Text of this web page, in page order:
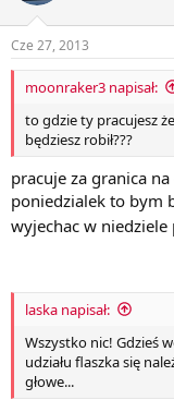
Cze 27, 2013
moonraker3 napisał:
to gdzie ty pracujesz
będziesz robił???
pracuje za granica
poniedzialek to bym
wyjechac w
laska napisał:
Wszystko nic! Gdzieś
udziału flaszka się
głowe...